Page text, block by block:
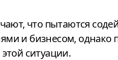
что пытаются
и бизнесом, однако
ситуации.